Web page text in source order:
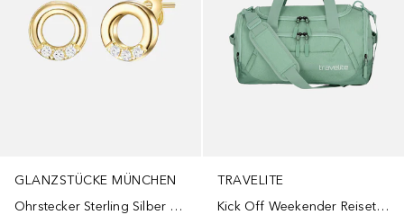
GLANZSTÜCKE MÜNCHEN
Ohrstecker Sterling Silber Zirkonia in Gelbgold
TRAVELITE
Kick Off Weekender Reisetasche S 40 cm